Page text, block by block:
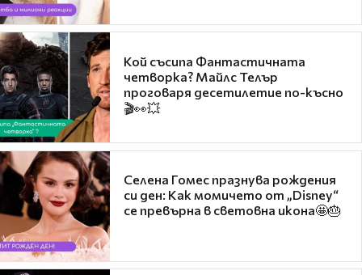
Кой съсипа Фантастичната
четворка? Майлс Телър
проговаря десетилетие по-късно
🎬👀💥
Селена Гомес празнува рождения
си ден: Как момичето от „Disney“
се превърна в световна икона🤩🎂